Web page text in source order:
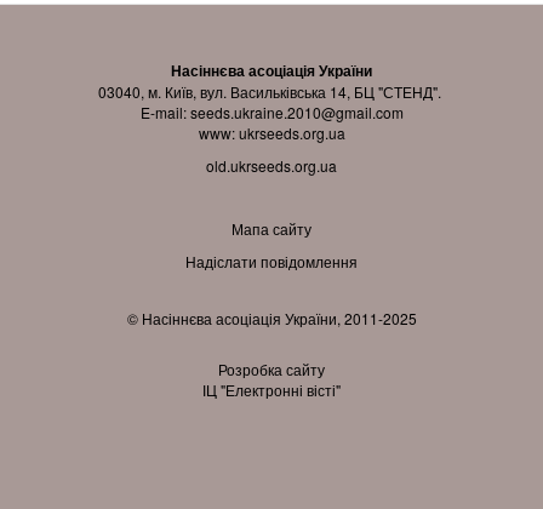
Насіннєва асоціація України
03040, м. Київ, вул. Васильківська 14, БЦ "СТЕНД".
E-mail:seeds.ukraine.2010@gmail.com
www:ukrseeds.org.ua
old.ukrseeds.org.ua
Мапа сайту
Надіслати повідомлення
© Насіннєва асоціація України, 2011-2025
Розробка сайту
ІЦ "Електронні вісті"